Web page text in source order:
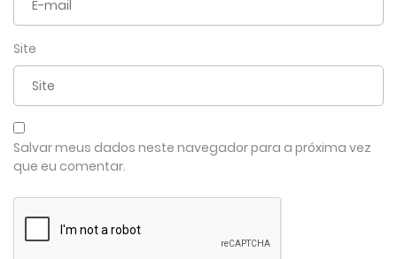
Site
Salvar meus dados neste navegador para a próxima vez
que eu comentar.